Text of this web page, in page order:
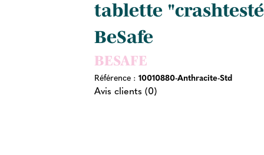
tablette
BeSafe
BESAFE
Référence : 10010880-Anthracite-Std
Avis clients (0)